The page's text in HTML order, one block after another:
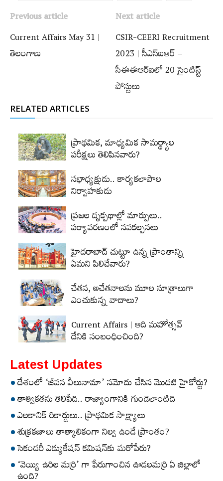
Previous article
Current Affairs May 31 |
తెలంగాణ
Next article
CSIR-CEERI Recruitment
2023 | సీఎస్‌ఐఆర్ –
సీఈఈఆర్‌ఐలో 20 సైంటిస్ట్‌
పోస్టులు
RELATED ARTICLES
ప్రాథమిక, మాధ్యమిక సామర్థ్యాల
పరీక్షలు తెలిపినవారు?
సభాధ్యక్షుడు.. కార్యకలాపాల
నిర్వాహకుడు
ప్రజల దృక్పథాల్లో మార్పులు..
పర్యావరణంలో నవకల్పనలు
హైదరాబాద్‌ చుట్టూ ఉన్న ప్రాంతాన్ని
ఏమని పిలిచేవారు?
చేతన, అచేతనాలను మూల సూత్రాలుగా
ఎంచుకున్న వాదాలు?
Current Affairs | ఆది మహోత్సవ్‌
దేనికి సంబంధించింది?
Latest Updates
దేశంలో ‘జీవన వీలునామా’ నమోదు చేసిన మొదటి హైకోర్టు?
తాత్వికతను తెలిపేది.. రాజ్యాంగానికి గుండెలాంటిది
ఎలకానిక్‌ రికార్డులు.. ప్రాథమిక సాక్ష్యాలు
శుక్రకణాలు తాత్కాలికంగా నిల్వ ఉండే ప్రాంతం?
సెకండరీ ఎడ్యుకేషన్‌ కమిషన్‌కు మరోపేరు?
‘వెయ్యి ఉరిల మర్రి’ గా పేరుగాంచిన ఊడలమర్రి ఏ జిల్లాలో